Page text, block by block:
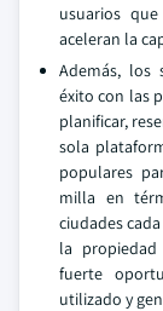
usuarios
aceleran la
Además, los
éxito con las
planificar,
sola
populares
milla en
ciudades
la
fuerte
utilizado y